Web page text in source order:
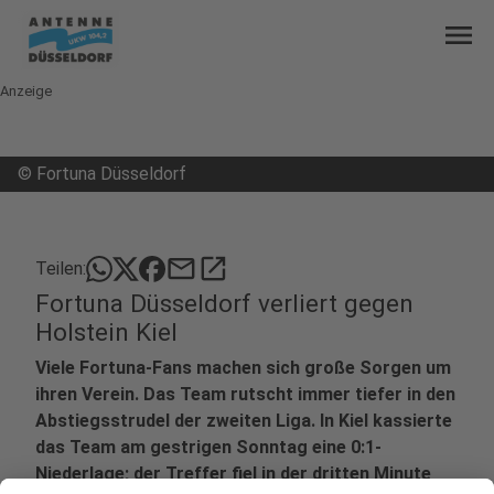
menu
Anzeige
© Fortuna Düsseldorf
Teilen: mailopen_in_new
Fortuna Düsseldorf verliert gegen
Holstein Kiel
Viele Fortuna-Fans machen sich große Sorgen um
ihren Verein. Das Team rutscht immer tiefer in den
Abstiegsstrudel der zweiten Liga. In Kiel kassierte
das Team am gestrigen Sonntag eine 0:1-
Niederlage; der Treffer fiel in der dritten Minute